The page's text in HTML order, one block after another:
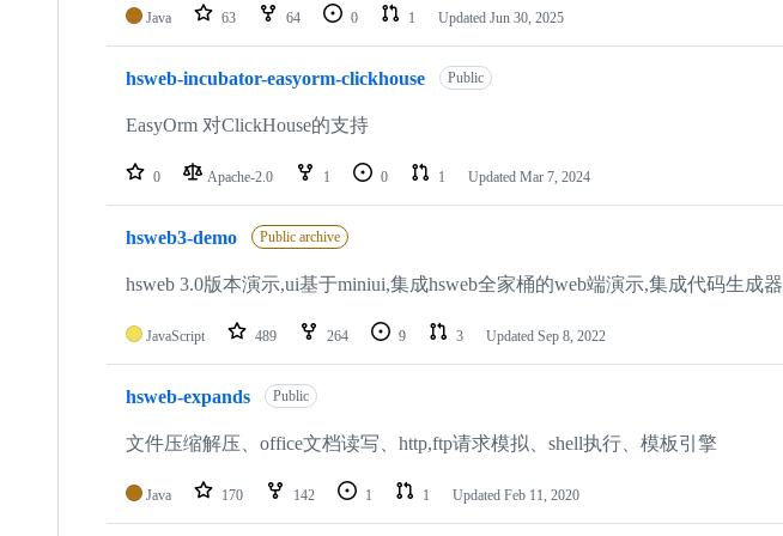
Java 63 64 0 1 Updated Jun 30, 2025
hsweb-incubator-easyorm-clickhouse Public
EasyOrm 对ClickHouse的支持
0 Apache-2.0 1 0 1 Updated Mar 7, 2024
hsweb3-demo Public archive
hsweb 3.0版本演示,ui基于miniui,集成hsweb全家桶的web端演示,集成代码生成器
JavaScript 489 264 9 3 Updated Sep 8, 2022
hsweb-expands Public
文件压缩解压、office文档读写、http,ftp请求模拟、shell执行、模板引擎
Java 170 142 1 1 Updated Feb 11, 2020